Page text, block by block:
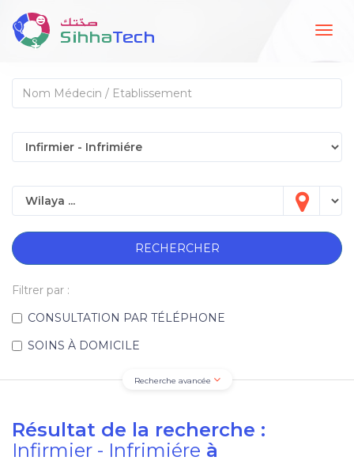
RECHERCHER
Filtrer par :
CONSULTATION PAR TÉLÉPHONE
SOINS À DOMICILE
Recherche avancée
Résultat de la recherche :
Infirmier - Infrimiére à